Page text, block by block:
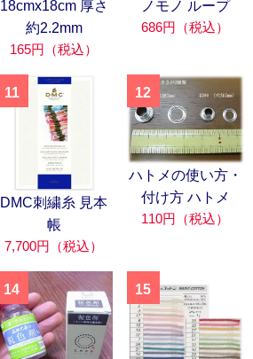
18cmx18cm 厚さ
約2.2mm
165円（税込）
ノモノ ループ
686円（税込）
11
DMC刺繍糸 見本
帳
7,700円（税込）
12
ハトメの使い方・
付け方 ハトメ
110円（税込）
14 15